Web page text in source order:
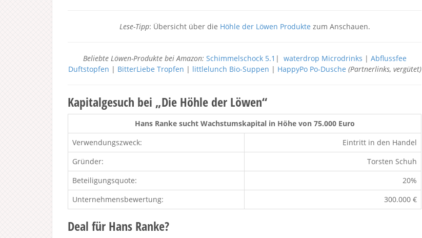
Lese-Tipp: Übersicht über die Höhle der Löwen Produkte zum Anschauen.
Beliebte Löwen-Produkte bei Amazon: Schimmelschock 5.1 | waterdrop Microdrinks | Abflussfee
Duftstopfen | BitterLiebe Tropfen | littlelunch Bio-Suppen | HappyPo Po-Dusche (Partnerlinks, vergütet)
Kapitalgesuch bei „Die Höhle der Löwen“
Hans Ranke sucht Wachstumskapital in Höhe von 75.000 Euro
Verwendungszweck:
Eintritt in den Handel
Gründer:
Torsten Schuh
Beteiligungsquote:
20%
Unternehmensbewertung:
300.000 €
Deal für Hans Ranke?